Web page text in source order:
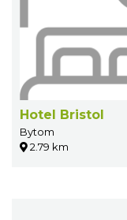
Hotel Bristol
Bytom
2.79 km